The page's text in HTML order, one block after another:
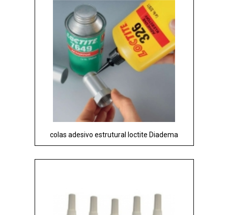
colas adesivo estrutural loctite Diadema